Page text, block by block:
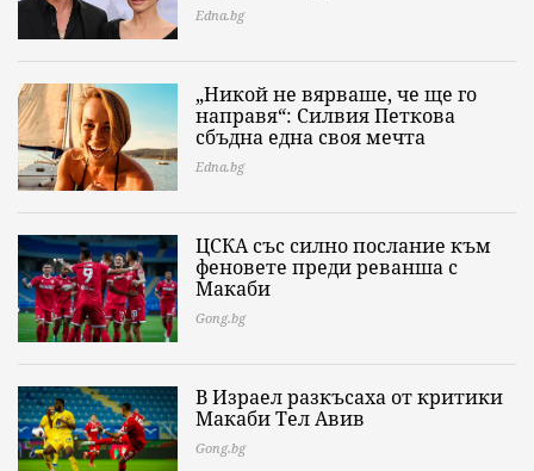
Edna.bg
„Никой не вярваше, че ще го
направя“: Силвия Петкова
сбъдна една своя мечта
Edna.bg
ЦСКА със силно послание към
феновете преди реванша с
Макаби
Gong.bg
В Израел разкъсаха от критики
Макаби Тел Авив
Gong.bg